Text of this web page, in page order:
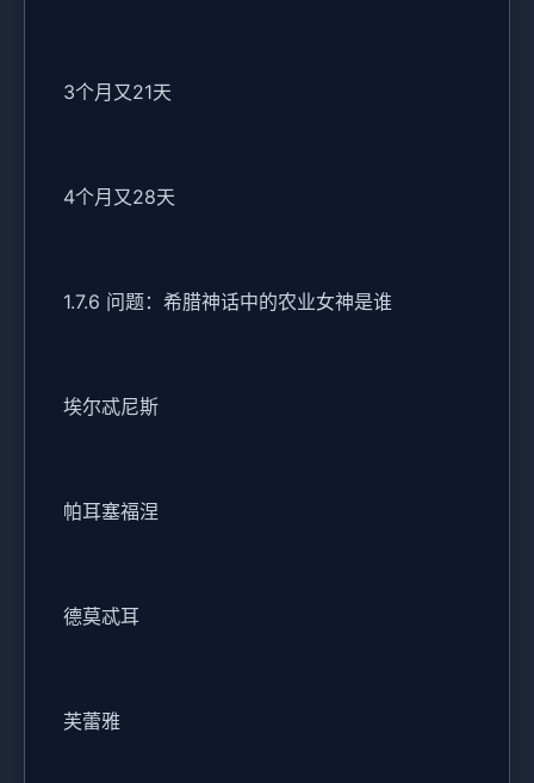
3个月又21天
4个月又28天
1.7.6 问题：希腊神话中的农业女神是谁
埃尔忒尼斯
帕耳塞福涅
德莫忒耳
芙蕾雅